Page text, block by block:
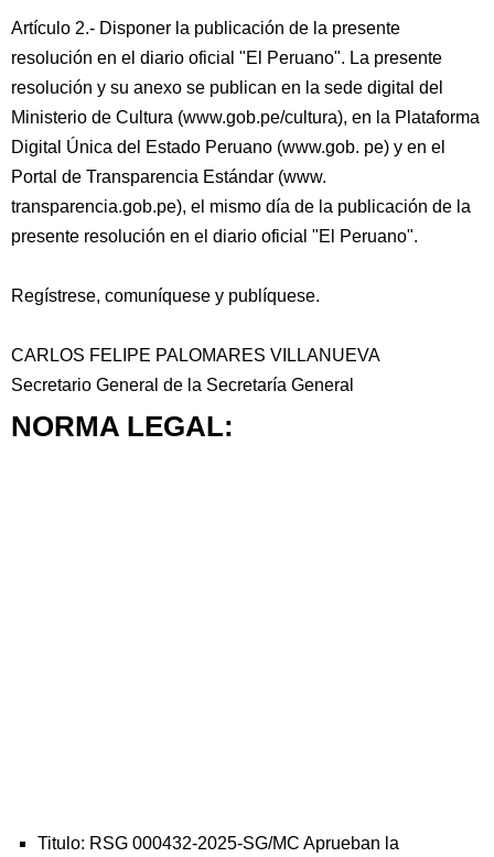
Artículo 2.- Disponer la publicación de la presente
resolución en el diario oficial "El Peruano". La presente
resolución y su anexo se publican en la sede digital del
Ministerio de Cultura (www.gob.pe/cultura), en la Plataforma
Digital Única del Estado Peruano (www.gob. pe) y en el
Portal de Transparencia Estándar (www.
transparencia.gob.pe), el mismo día de la publicación de la
presente resolución en el diario oficial "El Peruano".
Regístrese, comuníquese y publíquese.
CARLOS FELIPE PALOMARES VILLANUEVA
Secretario General de la Secretaría General
NORMA LEGAL:
Titulo: RSG 000432-2025-SG/MC Aprueban la